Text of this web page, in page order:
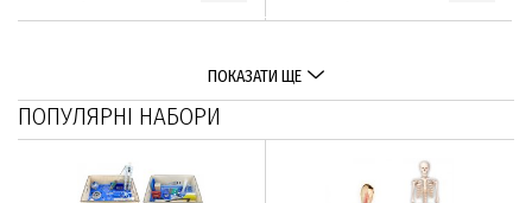
ПОКАЗАТИ ЩЕ
ПОПУЛЯРНІ НАБОРИ